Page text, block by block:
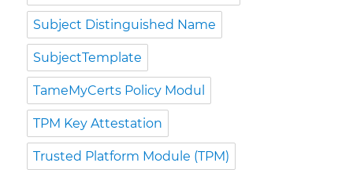
Subject Distinguished Name
SubjectTemplate
TameMyCerts Policy Modul
TPM Key Attestation
Trusted Platform Module (TPM)